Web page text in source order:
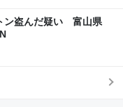
ン盗んだ疑い 富山県